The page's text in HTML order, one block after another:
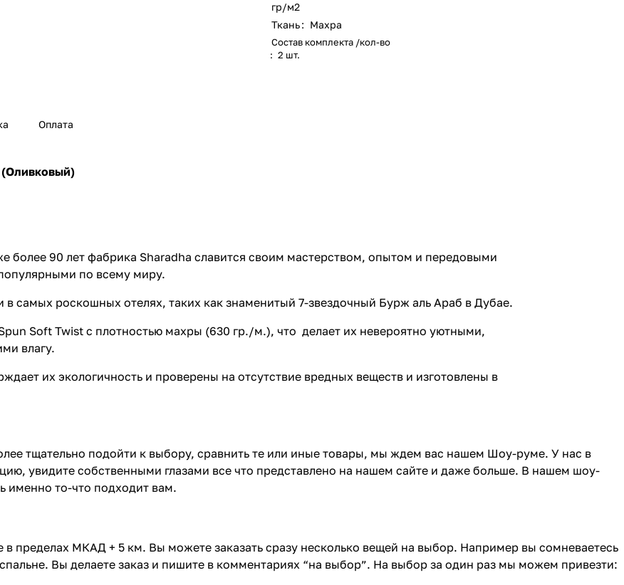
гр/м2
Ткань: Махра
Состав комплекта /кол-во
: 2 шт.
Оплата
(Оливковый)
более 90 лет фабрика Sharadha славится своим мастерством, опытом и передовыми
по всему миру.
самых роскошных отелях, таких как знаменитый 7-звездочный Бурж аль Араб в Дубае.
Soft Twist с плотностью махры (630 гр./м.), что делает их невероятно уютными,
влагу.
их экологичность и проверены на отсутствие вредных веществ и изготовлены в
тщательно подойти к выбору, сравнить те или иные товары, мы ждем вас нашем Шоу-руме. У нас в
увидите собственными глазами все что представлено на нашем сайте и даже больше. В нашем шоу-
именно то-что подходит вам.
пределах МКАД + 5 км. Вы можете заказать сразу несколько вещей на выбор. Например вы сомневаетесь
Вы делаете заказ и пишите в комментариях “на выбор”. На выбор за один раз мы можем привезти: